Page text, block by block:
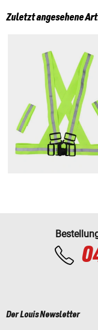
Zuletzt angesehene
Der Louis Newsletter